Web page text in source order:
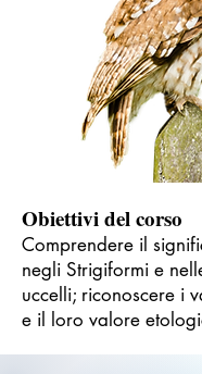
Obiettivi del corso
Comprendere il
negli Strigiformi e
uccelli; riconoscere i
e il loro valore